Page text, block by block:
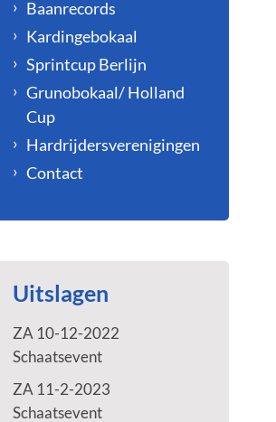
Baanrecords
Kardingebokaal
Sprintcup Berlijn
Grunobokaal/ Holland
Cup
Hardrijdersverenigingen
Contact
Uitslagen
ZA 10-12-2022
Schaatsevent
ZA 11-2-2023
Schaatsevent